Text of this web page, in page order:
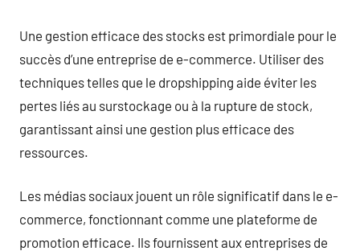
Une gestion efficace des stocks est primordiale pour le
succès d’une entreprise de e-commerce. Utiliser des
techniques telles que le dropshipping aide éviter les
pertes liés au surstockage ou à la rupture de stock,
garantissant ainsi une gestion plus efficace des
ressources.
Les médias sociaux jouent un rôle significatif dans le e-
commerce, fonctionnant comme une plateforme de
promotion efficace. Ils fournissent aux entreprises de